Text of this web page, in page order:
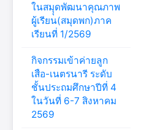
ในสมุุดพัฒนาคุณภาพ
ผู้เรียน(สมุดพก)ภาค
เรียนที่ 1/2569
กิจกรรมเข้าค่ายลูก
เสือ-เนตรนารี ระดับ
ชั้นประถมศึกษาปีที่ 4
ในวันที่ 6-7 สิงหาคม
2569